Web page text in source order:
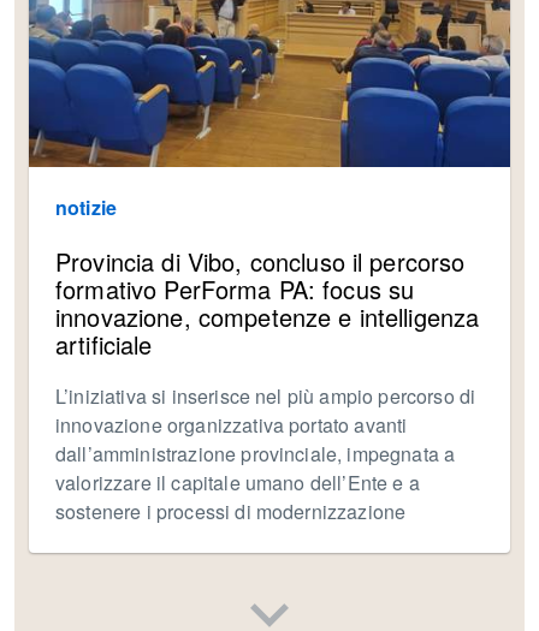
notizie
Provincia di Vibo, concluso il percorso
formativo PerForma PA: focus su
innovazione, competenze e intelligenza
artificiale
L’iniziativa si inserisce nel più ampio percorso di
innovazione organizzativa portato avanti
dall’amministrazione provinciale, impegnata a
valorizzare il capitale umano dell’Ente e a
sostenere i processi di modernizzazione